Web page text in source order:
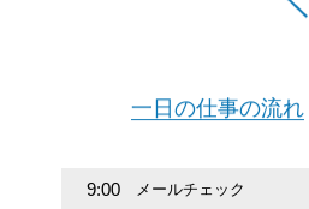
一日の仕事の流れ
9:00 メールチェック